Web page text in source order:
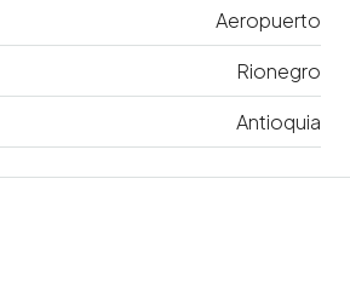
Aeropuerto
Rionegro
Antioquia